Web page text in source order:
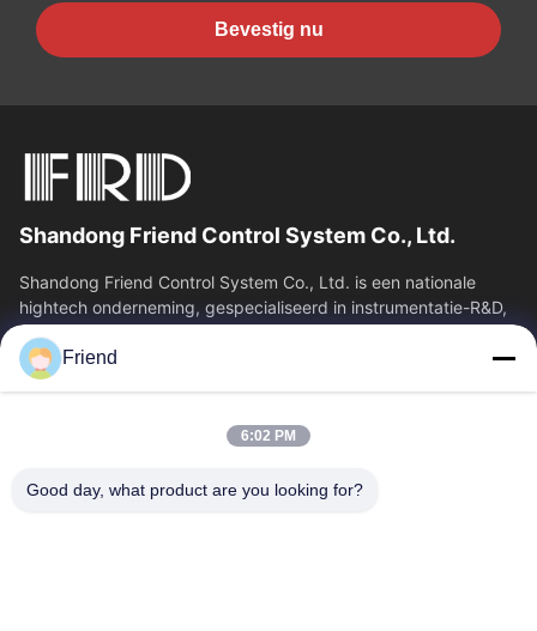
Bevestig nu
Shandong Friend Control System Co., Ltd.
Shandong Friend Control System Co., Ltd. is een nationale
hightech onderneming, gespecialiseerd in instrumentatie-R&D,
productie en industriële...
Snelkoppelingen
Over Ons
Fabrieksreis
Kwaliteitscontrole
Friend
6:02 PM
Good day, what product are you looking for?